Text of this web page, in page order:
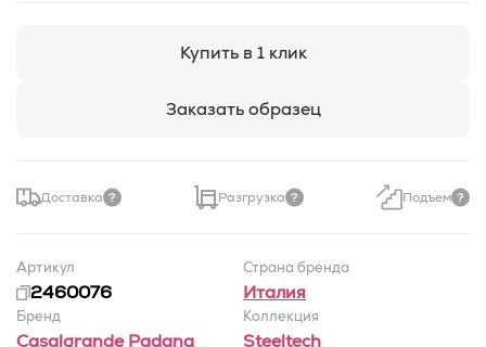
Купить в 1 клик
Заказать образец
Доставка Разгрузка Подъем
Артикул
2460076
Страна бренда
Италия
Бренд
Casalgrande Padana
Коллекция
Steeltech